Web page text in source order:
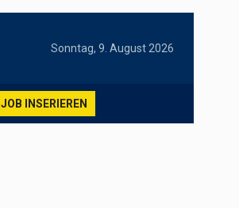
Sonntag, 9. August 2026
JOB INSERIEREN